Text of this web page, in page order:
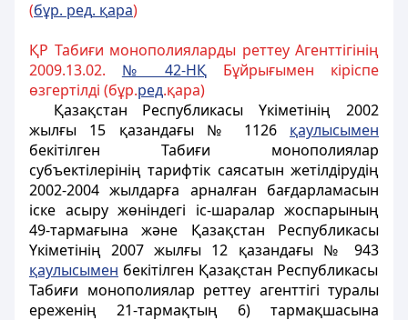
(бұр. ред. қара)
ҚР Табиғи монополияларды реттеу Агенттігінің
2009.13.02. № 42-НҚ Бұйрығымен кіріспе
өзгертілді (бұр.ред.қара)
Қазақстан Республикасы Үкіметінің 2002
жылғы 15 қазандағы № 1126 қаулысымен
бекітілген Табиғи монополиялар
субъектілерінің тарифтік саясатын жетілдірудің
2002-2004 жылдарға арналған бағдарламасын
іске асыру жөніндегі іс-шаралар жоспарының
49-тармағына және Қазақстан Республикасы
Үкіметінің2007 жылғы 12 қазандағы № 943
қаулысымен бекітілген Қазақстан Республикасы
Табиғи монополиялар реттеу агенттігі туралы
ереженің 21-тармақтың 6) тармақшасына